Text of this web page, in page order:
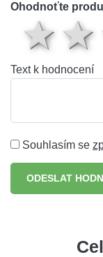
Ohodnoťte
1
Text k hodnocení
Souhlasím se
ODESLAT